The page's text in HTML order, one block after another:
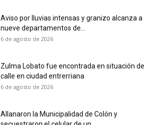
Aviso por lluvias intensas y granizo alcanza a
nueve departamentos de...
6 de agosto de 2026
Zulma Lobato fue encontrada en situación de
calle en ciudad entrerriana
6 de agosto de 2026
Allanaron la Municipalidad de Colón y